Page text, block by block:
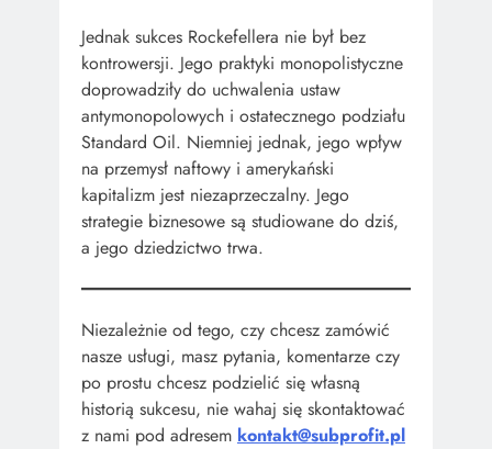
Jednak sukces Rockefellera nie był bez
kontrowersji. Jego praktyki monopolistyczne
doprowadziły do uchwalenia ustaw
antymonopolowych i ostatecznego podziału
Standard Oil. Niemniej jednak, jego wpływ
na przemysł naftowy i amerykański
kapitalizm jest niezaprzeczalny. Jego
strategie biznesowe są studiowane do dziś,
a jego dziedzictwo trwa.
Niezależnie od tego, czy chcesz zamówić
nasze usługi, masz pytania, komentarze czy
po prostu chcesz podzielić się własną
historią sukcesu, nie wahaj się skontaktować
z nami pod adresem kontakt@subprofit.pl